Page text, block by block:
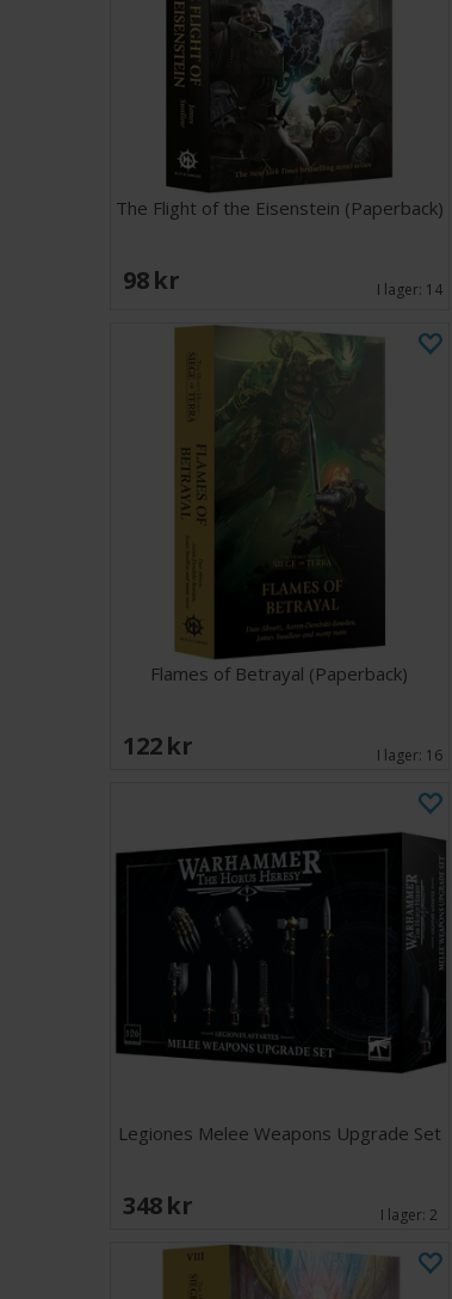
The Flight of the Eisenstein (Paperback)
98 SEK I lager: 14
Flames of Betrayal (Paperback)
122 SEK I lager: 16
Legiones Melee Weapons Upgrade Set
348 SEK I lager:2